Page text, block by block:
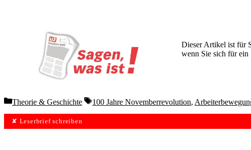
Dieser Artikel ist für
wenn Sie sich für ein
Categories
Theorie & Geschichte Tags
100 Jahre Novemberrevolution,
✘ Leserbrief schreiben